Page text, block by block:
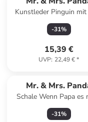
Kunstleder Pinguin
ohne Spruch in Blau
-31%
15,39 €
UVP: 22,49 €*
Mr. & Mrs.
Schale Wenn Papa es
reparieren kann, sind... in
-31%